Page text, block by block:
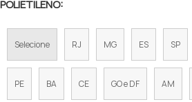
TELA ALAMBRADO FIO 12
TELA DE ARAME GALVANIZADO PREÇO
POLIETILENO:
Selecione RJ MG ES SP
PE BA CE GO e DF AM